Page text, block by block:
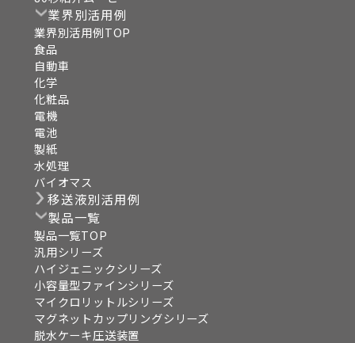
業界別活用例
業界別活用例TOP
食品
自動車
化学
化粧品
電機
電池
製紙
水処理
バイオマス
移送液別活用例
製品一覧
製品一覧TOP
汎用シリーズ
ハイジェニックシリーズ
小容量型ファインシリーズ
マイクロリットルシリーズ
マグネットカップリングシリーズ
脱水ケーキ圧送装置